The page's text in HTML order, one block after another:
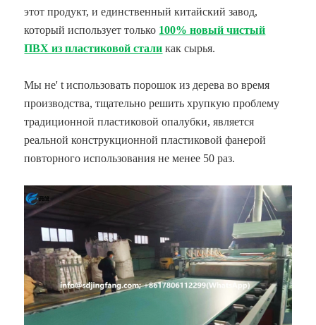
этот продукт, и единственный китайский завод,
который использует только 100% новый чистый
ПВХ из пластиковой стали как сырья.
Мы не' t использовать порошок из дерева во время
производства, тщательно решить хрупкую проблему
традиционной пластиковой опалубки, является
реальной конструкционной пластиковой фанерой
повторного использования не менее 50 раз.